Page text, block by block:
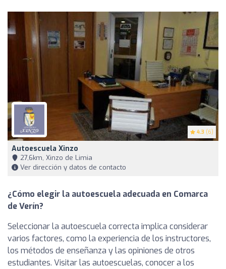
4.3 (6)
Autoescuela Xinzo
27,6km, Xinzo de Limia
Ver dirección y datos de contacto
¿Cómo elegir la autoescuela adecuada en Comarca
de Verín?
Seleccionar la autoescuela correcta implica considerar
varios factores, como la experiencia de los instructores,
los métodos de enseñanza y las opiniones de otros
estudiantes. Visitar las autoescuelas, conocer a los